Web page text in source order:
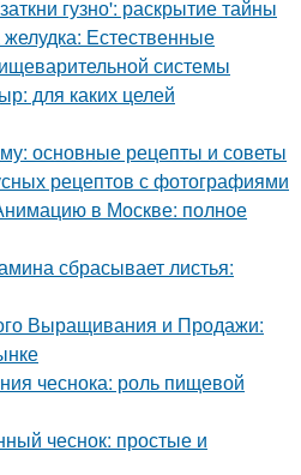
гузно': раскрытие тайны
Естественные
системы
для каких целей
основные рецепты и советы
рецептов с фотографиями
в Москве: полное
сбрасывает листья:
Выращивания и Продажи:
чеснока: роль пищевой
чеснок: простые и